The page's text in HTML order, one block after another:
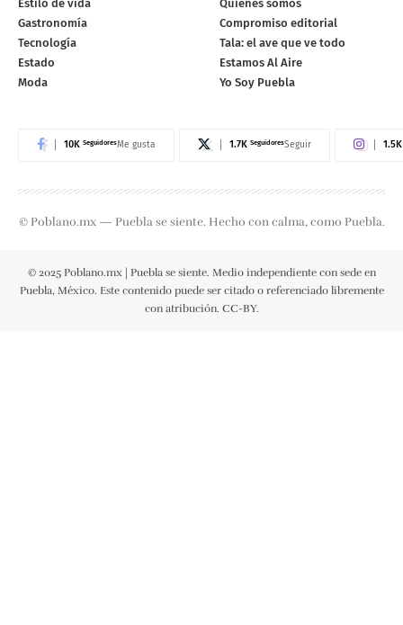
Estilo de vida
Gastronomía
Tecnología
Estado
Moda
Quiénes somos
Compromiso editorial
Tala: el ave que ve todo
Estamos Al Aire
Yo Soy Puebla
10K SeguidoresMe gusta 1.7K SeguidoresSeguir 1.5K
© Poblano.mx — Puebla se siente. Hecho con calma, como Puebla.
© 2025 Poblano.mx | Puebla se siente. Medio independiente con sede en
Puebla, México. Este contenido puede ser citado o referenciado libremente
con atribución. CC-BY.